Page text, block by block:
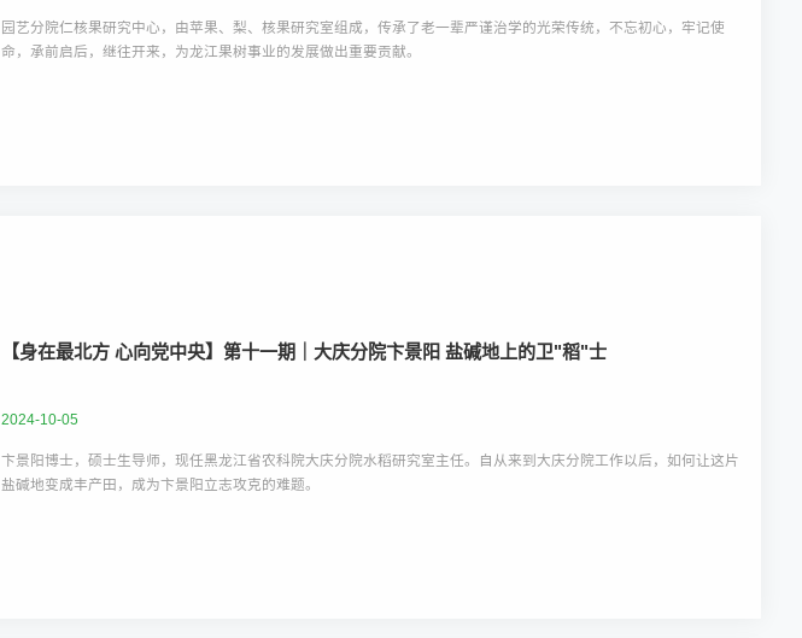
园艺分院仁核果研究中心，由苹果、梨、核果研究室组成，传承了老一辈严谨治学的光荣传统，不忘初心，牢记使
命，承前启后，继往开来，为龙江果树事业的发展做出重要贡献。
​【身在最北方 心向党中央】第十一期｜大庆分院卞景阳 盐碱地上的卫"稻"士
2024-10-05
卞景阳博士，硕士生导师，现任黑龙江省农科院大庆分院水稻研究室主任。自从来到大庆分院工作以后，如何让这片
盐碱地变成丰产田，成为卞景阳立志攻克的难题。